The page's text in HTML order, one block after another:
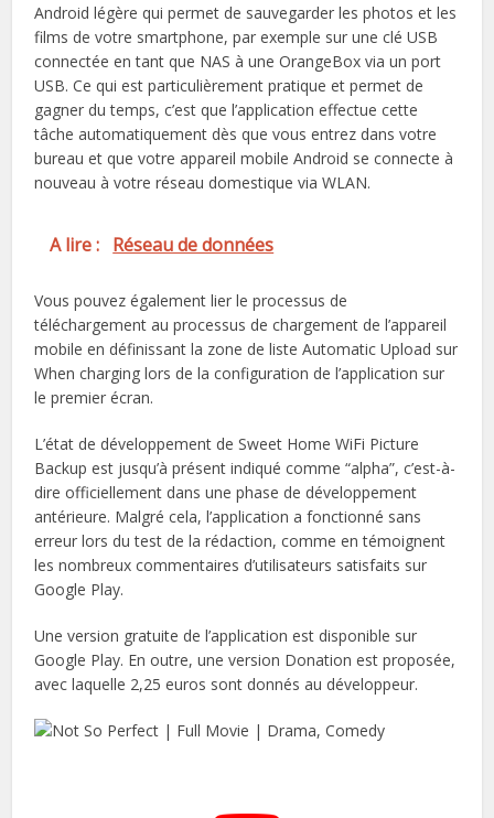
Android légère qui permet de sauvegarder les photos et les
films de votre smartphone, par exemple sur une clé USB
connectée en tant que NAS à une OrangeBox via un port
USB. Ce qui est particulièrement pratique et permet de
gagner du temps, c’est que l’application effectue cette
tâche automatiquement dès que vous entrez dans votre
bureau et que votre appareil mobile Android se connecte à
nouveau à votre réseau domestique via WLAN.
A lire : Réseau de données
Vous pouvez également lier le processus de
téléchargement au processus de chargement de l’appareil
mobile en définissant la zone de liste Automatic Upload sur
When charging lors de la configuration de l’application sur
le premier écran.
L’état de développement de Sweet Home WiFi Picture
Backup est jusqu’à présent indiqué comme “alpha”, c’est-à-
dire officiellement dans une phase de développement
antérieure. Malgré cela, l’application a fonctionné sans
erreur lors du test de la rédaction, comme en témoignent
les nombreux commentaires d’utilisateurs satisfaits sur
Google Play.
Une version gratuite de l’application est disponible sur
Google Play. En outre, une version Donation est proposée,
avec laquelle 2,25 euros sont donnés au développeur.